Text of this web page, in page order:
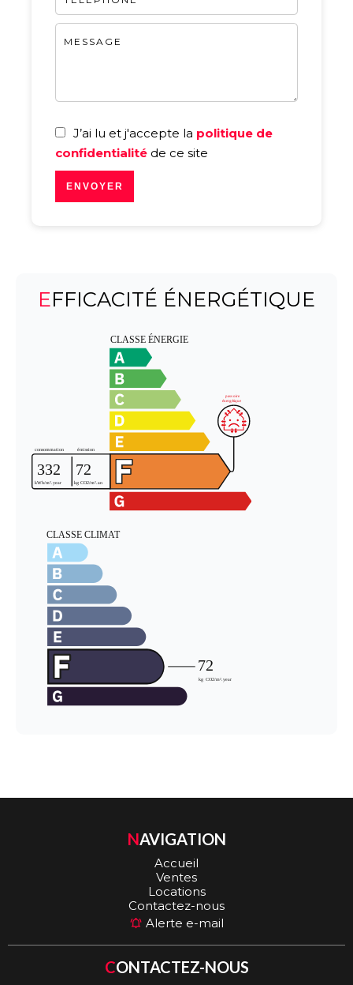
J’ai lu et j'accepte la politique de
confidentialité de ce site
ENVOYER
EFFICACITÉ ÉNERGÉTIQUE
NAVIGATION
Accueil
Ventes
Locations
Contactez-nous
Alerte e-mail
CONTACTEZ-NOUS